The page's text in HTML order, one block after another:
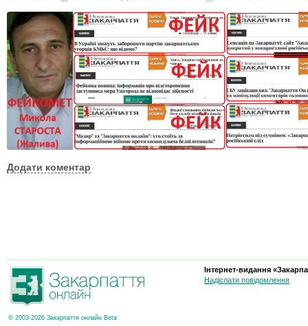
Додати коментар
© 2003-2026 Закарпаття онлайн Beta
Інтернет-видання
Надіслати повідомлення